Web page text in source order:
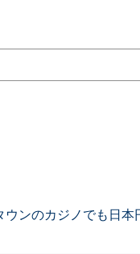
ンのカジノでも日